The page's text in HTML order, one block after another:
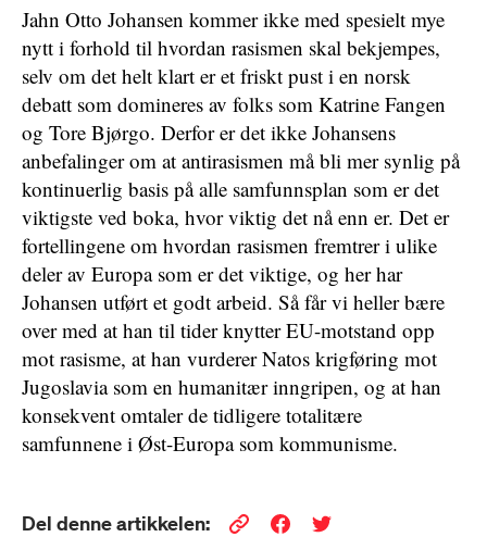
Jahn Otto Johansen kommer ikke med spesielt mye
nytt i forhold til hvordan rasismen skal bekjempes,
selv om det helt klart er et friskt pust i en norsk
debatt som domineres av folks som Katrine Fangen
og Tore Bjørgo. Derfor er det ikke Johansens
anbefalinger om at antirasismen må bli mer synlig på
kontinuerlig basis på alle samfunnsplan som er det
viktigste ved boka, hvor viktig det nå enn er. Det er
fortellingene om hvordan rasismen fremtrer i ulike
deler av Europa som er det viktige, og her har
Johansen utført et godt arbeid. Så får vi heller bære
over med at han til tider knytter EU-motstand opp
mot rasisme, at han vurderer Natos krigføring mot
Jugoslavia som en humanitær inngripen, og at han
konsekvent omtaler de tidligere totalitære
samfunnene i Øst-Europa som kommunisme.
Del denne artikkelen: